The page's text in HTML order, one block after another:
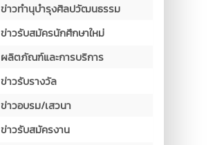
ข่าวทำนุบำรุงศิลปวัฒนธรรม
ข่าวรับสมัครนักศึกษาใหม่
ผลิตภัณฑ์และการบริการ
ข่าวรับรางวัล
ข่าวอบรม/เสวนา
ข่าวรับสมัครงาน